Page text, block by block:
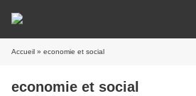
Accueil » economie et social
economie et social